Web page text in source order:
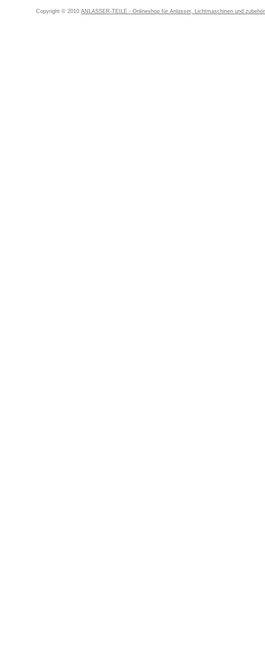
Copyright © 2010 ANLASSER-TEILE - Onlineshop für Anlasser, Lichtmaschinen und zubehör